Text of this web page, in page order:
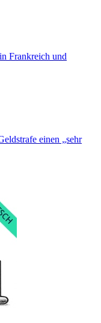
Frankreich und
einen „sehr